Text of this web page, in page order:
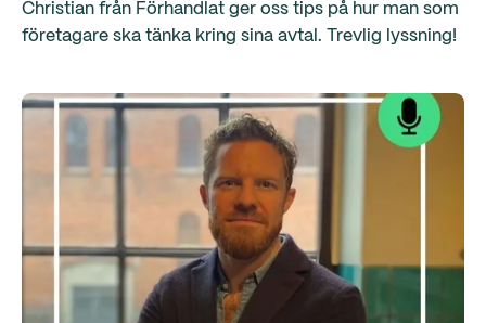
Christian från Förhandlat ger oss tips på hur man som
företagare ska tänka kring sina avtal. Trevlig lyssning!